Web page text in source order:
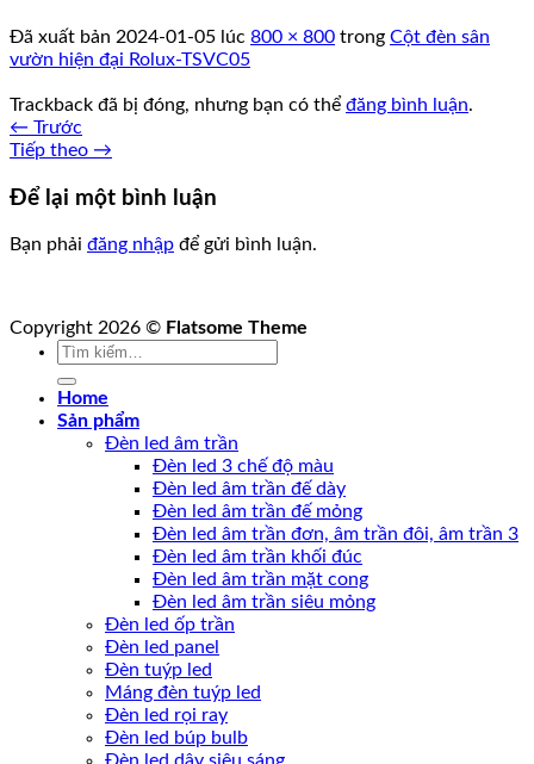
Đã xuất bản 2024-01-05 lúc 800 × 800 trong Cột đèn sân
vườn hiện đại Rolux-TSVC05
Trackback đã bị đóng, nhưng bạn có thể đăng bình luận.
← Trước
Tiếp theo →
Để lại một bình luận
Bạn phải đăng nhập để gửi bình luận.
Copyright 2026 © Flatsome Theme
Tìm
Home
Sản phẩm
Đèn led âm trần
Đèn led 3 chế độ màu
Đèn led âm trần đế dày
Đèn led âm trần đế mỏng
Đèn led âm trần đơn, âm trần đôi, âm trần 3
Đèn led âm trần khối đúc
Đèn led âm trần mặt cong
Đèn led âm trần siêu mỏng
Đèn led ốp trần
Đèn led panel
Đèn tuýp led
Máng đèn tuýp led
Đèn led rọi ray
Đèn led búp bulb